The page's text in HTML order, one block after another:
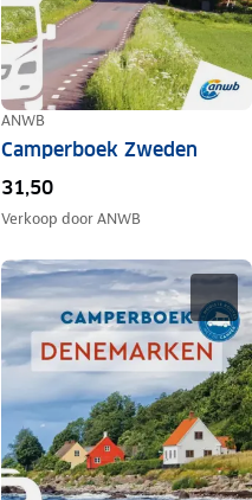
ANWB
Camperboek Zweden
31,50
Verkoop doorANWB